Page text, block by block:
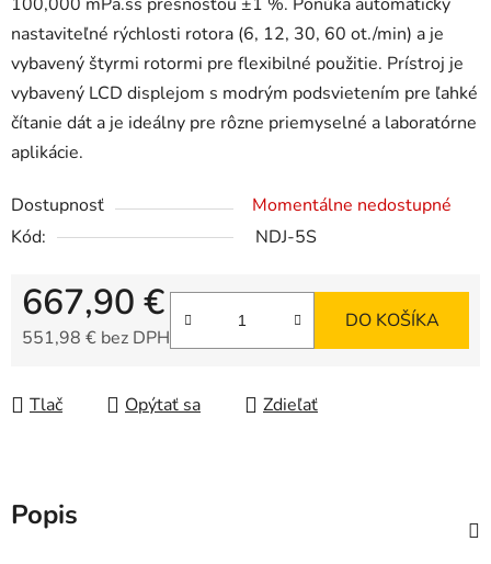
nastaviteľné rýchlosti rotora (6, 12, 30, 60 ot./min) a je
vybavený štyrmi rotormi pre flexibilné použitie. Prístroj je
vybavený LCD displejom s modrým podsvietením pre ľahké
čítanie dát a je ideálny pre rôzne priemyselné a laboratórne
aplikácie.
Dostupnosť
Momentálne nedostupné
Kód:
NDJ-5S
667,90 €
551,98 € bez DPH
DO KOŠÍKA
Tlač Opýtať sa Zdieľať
Popis